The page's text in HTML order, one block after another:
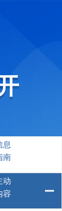
息
南
动
容